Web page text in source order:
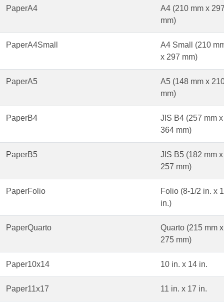
PaperA4
A4 (210 mm x
mm)
PaperA4Small
A4 Small (210
x 297 mm)
PaperA5
A5 (148 mm x
mm)
PaperB4
JIS B4 (257 mm x
364 mm)
PaperB5
JIS B5 (182 mm x
257 mm)
PaperFolio
Folio (8-1/2 in. x
in.)
PaperQuarto
Quarto (215 mm x
275 mm)
Paper10x14 10 in. x 14 in.
Paper11x17 11 in. x 17 in.